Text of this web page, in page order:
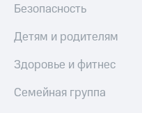
Безопасность
Детям и родителям
Здоровье и фитнес
Семейная группа